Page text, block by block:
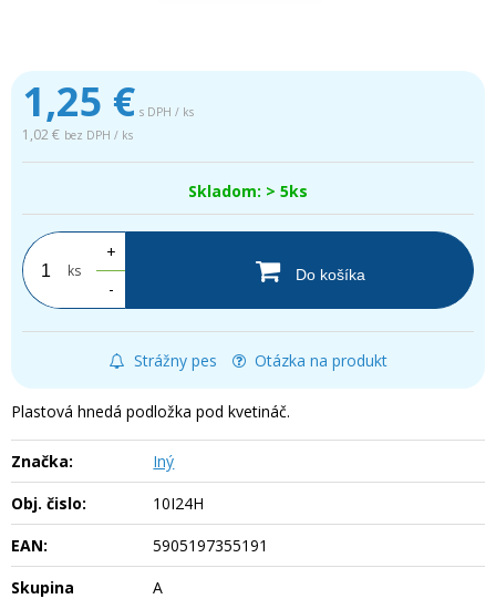
1,25 € s DPH / ks
1,02 € bez DPH / ks
Skladom: > 5ks
ks
+
-
Do košíka
Strážny pes Otázka na produkt
Plastová hnedá podložka pod kvetináč.
Značka:
Iný
Obj. čislo:
10I24H
EAN:
5905197355191
Skupina
A